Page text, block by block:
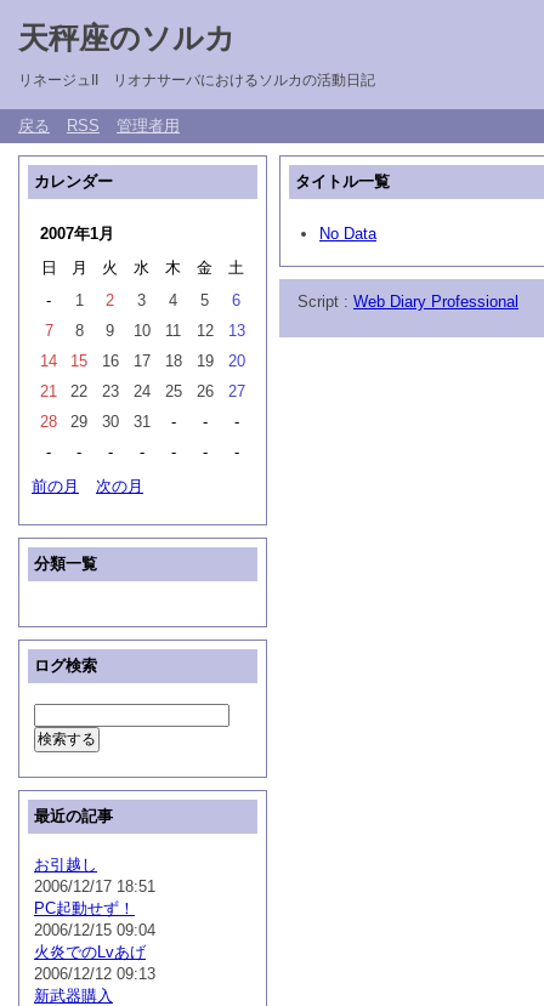
天秤座のソルカ
リネージュII リオナサーバにおけるソルカの活動日記
戻る RSS 管理者用
タイトル一覧
No Data
カレンダー
2007年1月
日
月 火 水 木 金
土
-
1 2 3 4 5
6
7
8 9 10 11 12
13
14
15 16 17 18 19
20
21
22 23 24 25 26
27
28
29 30 31 - -
-
-
- - - - -
-
前の月
次の月
分類一覧
ログ検索
最近の記事
お引越し
2006/12/17 18:51
PC起動せず！
2006/12/15 09:04
火炎でのLvあげ
2006/12/12 09:13
新武器購入
Script : Web Diary Professional